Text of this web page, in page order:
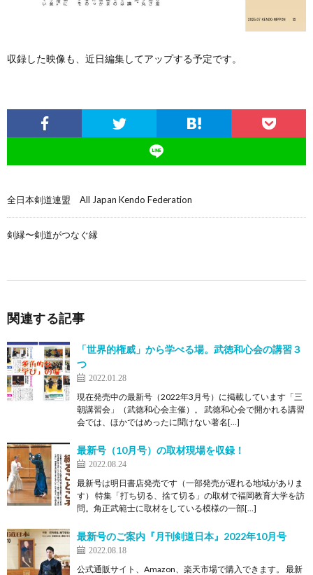
収録した映像も、近日編集してアップする予定です。
全日本剣道連盟 All Japan Kendo Federation
剣縁〜剣道がつなぐ縁
関連する記事
「世界的権威」から学べる場。武徳和心会の講習３
つ
2022.01.28
現在発売中の最新号（2022年3月号）に掲載しています「三
朝講習会」（武徳和心会主催）。 武徳和心会で開かれる講習
会では、ほかではめったに聞けない著名[…]
最新号（10月号）の取材現場を収録！
2022.08.24
最新号は明日書店発売です（一部発売が遅れる地域がありま
す） 特集「打ち切る、捨て切る」の取材で福岡教育大学を訪
問。角正武範士に取材をしている模様の一部[…]
最新号のご案内『月刊剣道日本』2022年10月号
2022.08.18
公式通販サイト、Amazon、楽天市場で購入できます。 最新